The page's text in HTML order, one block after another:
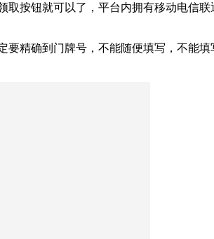
按钮就可以了，平台内拥有移动电信
精确到门牌号，不能随便填写，不能